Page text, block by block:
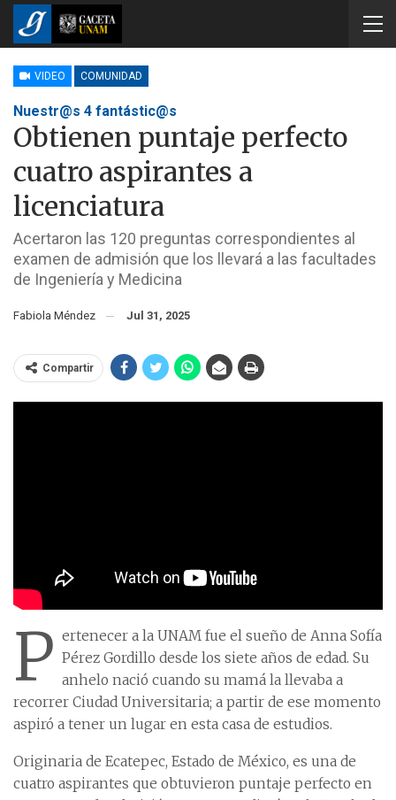
VIDEO COMUNIDAD
Nuestr@s 4 fantástic@s
Obtienen puntaje perfecto
cuatro aspirantes a
licenciatura
Acertaron las 120 preguntas correspondientes al
examen de admisión que los llevará a las facultades
de Ingeniería y Medicina
Fabiola Méndez Jul 31, 2025
Compartir
P ertenecer a la UNAM fue el sueño de Anna Sofía
Pérez Gordillo desde los siete años de edad. Su
anhelo nació cuando su mamá la llevaba a
recorrer Ciudad Universitaria; a partir de ese momento
aspiró a tener un lugar en esta casa de estudios.
Originaria de Ecatepec, Estado de México, es una de
cuatro aspirantes que obtuvieron puntaje perfecto en